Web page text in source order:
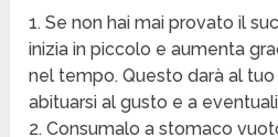
1. Se non hai mai provato il
inizia in piccolo e aumenta
nel tempo. Questo darà al
abituarsi al gusto e a
2. Consumalo a stomaco